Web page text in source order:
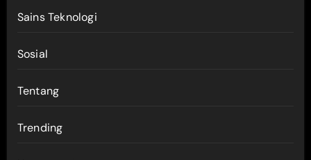
Sains Teknologi
Sosial
Tentang
Trending